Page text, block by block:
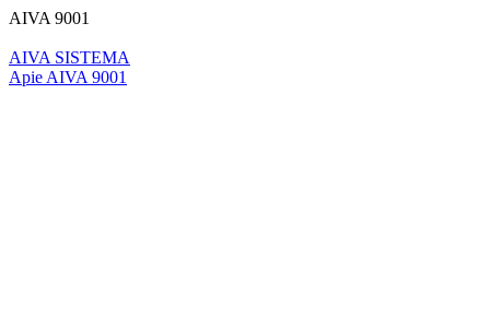
AIVA 9001
AIVA SISTEMA
Apie AIVA 9001